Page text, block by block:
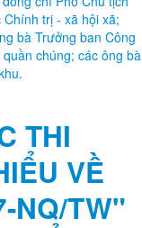
Tam
6 tháng
Ủy viên
Việt
kỳ